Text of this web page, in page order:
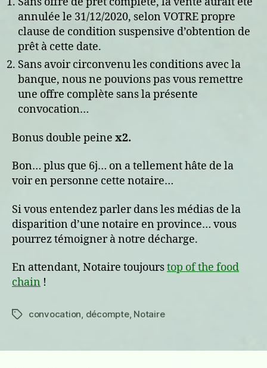
annulée le 31/12/2020, selon VOTRE propre
clause de condition suspensive d’obtention de
prêt à cette date.
Sans avoir circonvenu les conditions avec la
banque, nous ne pouvions pas vous remettre
une offre complète sans la présente
convocation…
Bonus double peine x2.
Bon… plus que 6j… on a tellement hâte de la
voir en personne cette notaire…
Si vous entendez parler dans les médias de la
disparition d’une notaire en province… vous
pourrez témoigner à notre décharge.
En attendant, Notaire toujourstop of the food
chain !
Étiquettes
convocation, décompte, Notaire